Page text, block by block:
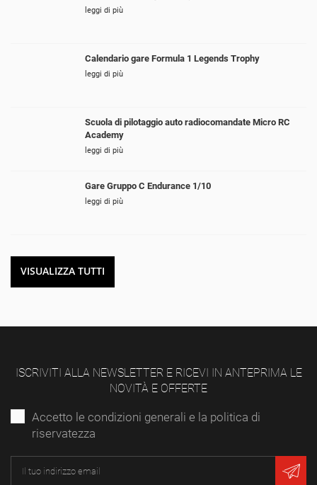
leggi di più
Calendario gare Formula 1 Legends Trophy
leggi di più
Scuola di pilotaggio auto radiocomandate Micro RC
Academy
leggi di più
Gare Gruppo C Endurance 1/10
leggi di più
VISUALIZZA TUTTI
ISCRIVITI ALLA NEWSLETTER E RICEVI IN ANTEPRIMA LE
NOVITÀ E OFFERTE
Accetto le condizioni generali e la politica di
riservatezza